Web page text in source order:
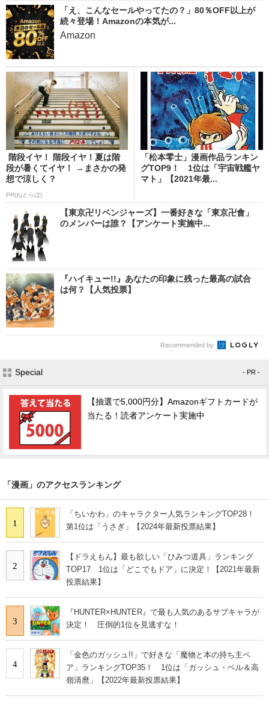
「え、こんなセールやってたの？」80％OFF以上が
続々登場！Amazonの本気が...
Amazon
階段イヤ！ 階段イヤ！夏は階
段が暑くてイヤ！ →まさかの発
想で涼しく？
PR(ねとらぼ)
「松本零士」漫画作品ランキン
グTOP9！ 1位は「宇宙戦艦ヤ
マト」【2021年最...
【東京卍リベンジャーズ】一番好きな「東京卍會」
のメンバーは誰？【アンケート実施中...
『ハイキュー!!』あなたの印象に残った最高の試合
は何？【人気投票】
Recommended by
Special - PR -
【抽選で5,000円分】Amazonギフトカードが
当たる！読者アンケート実施中
「漫画」のアクセスランキング
1
「ちいかわ」のキャラクター人気ランキングTOP28！
第1位は「うさぎ」【2024年最新投票結果】
2
【ドラえもん】最も欲しい「ひみつ道具」ランキング
TOP17 1位は「どこでもドア」に決定！【2021年最新
投票結果】
3
『HUNTER×HUNTER』で最も人気のあるサブキャラが
決定！ 圧倒的1位を見逃すな！
4
「金色のガッシュ!!」で好きな「魔物と本の持ち主ペ
ア」ランキングTOP35！ 1位は「ガッシュ・ベル＆高
嶺清麿」【2022年最新投票結果】